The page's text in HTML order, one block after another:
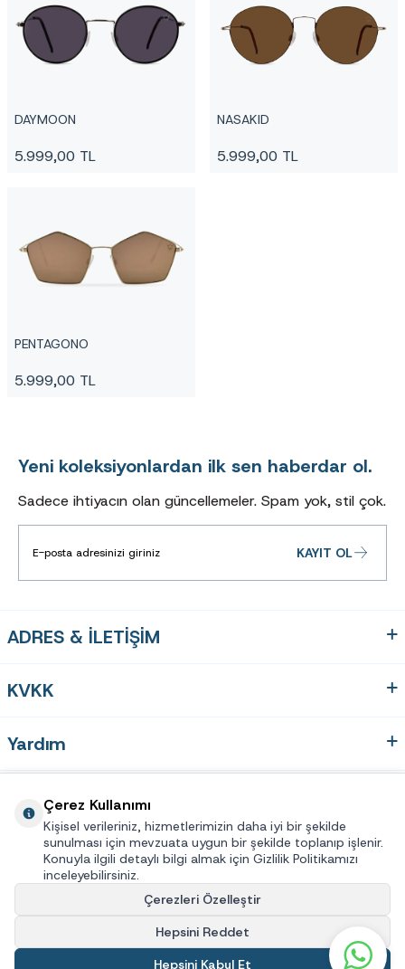
DAYMOON
5.999,00 TL
NASAKID
5.999,00 TL
PENTAGONO
5.999,00 TL
Yeni koleksiyonlardan ilk sen haberdar ol.
Sadece ihtiyacın olan güncellemeler. Spam yok, stil çok.
KAYIT OL
ADRES & İLETİŞİM
KVKK
Yardım
Hızlı Erişim
Çerez Kullanımı
Kişisel verileriniz, hizmetlerimizin daha iyi bir şekilde
sunulması için mevzuata uygun bir şekilde toplanıp işlenir.
Konuyla ilgili detaylı bilgi almak için Gizlilik Politikamızı
inceleyebilirsiniz.
Çerezleri Özelleştir
Hepsini Reddet
Hepsini Kabul Et